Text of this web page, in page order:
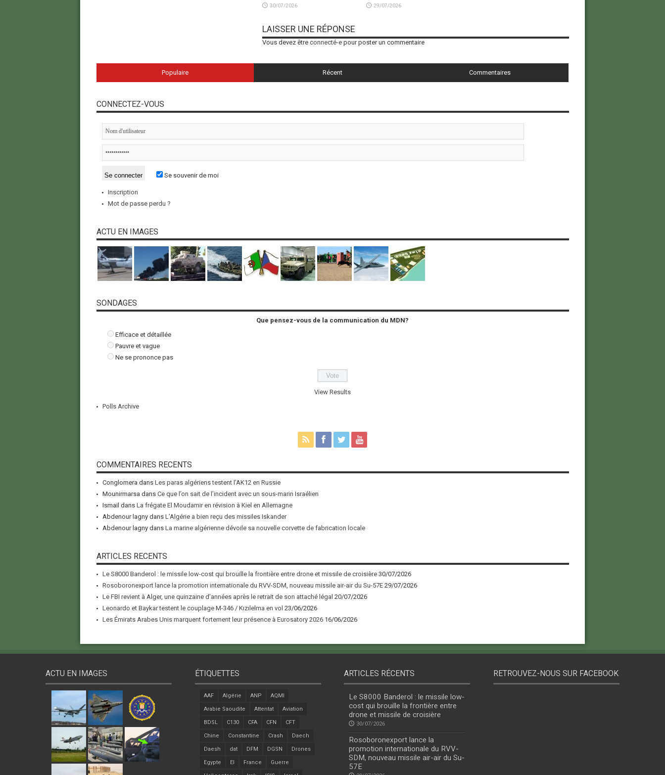
30/07/2026 29/07/2026
LAISSER UNE RÉPONSE
Vous devez être connecté-epour poster un commentaire
Populaire Récent Commentaires
CONNECTEZ-VOUS
Se souvenir de moi
Inscription
Mot de passe perdu ?
ACTU EN IMAGES
SONDAGES
Que pensez-vous de la communication du MDN?
Efficace et détaillée
Pauvre et vague
Ne se prononce pas
View Results
Polls Archive
COMMENTAIRES RECENTS
Conglomera dans Les paras algériens testent l’AK12 en Russie
Mounirmarsa dans Ce que l’on sait de l’incident avec un sous-marin Israélien
Ismail dans La frégate El Moudamir en révision à Kiel en Allemagne
Abdenour lagnydans L’Algérie a bien reçu des missiles Iskander
Abdenour lagnydans La marine algérienne dévoile sa nouvelle corvette de fabrication locale
ARTICLES RECENTS
Le S8000 Banderol : le missile low-cost qui brouille la frontière entre drone et missile de croisière 30/07/2026
Rosoboronexport lance la promotion internationale du RVV-SDM, nouveau missile air-air du Su-57E 29/07/2026
Le FBI revient à Alger, une quinzaine d’années après le retrait de son attaché légal 20/07/2026
Leonardo et Baykar testent le couplage M-346 / Kızılelma en vol 23/06/2026
Les Émirats Arabes Unis marquent fortement leur présence à Eurosatory 2026 16/06/2026
ACTU EN IMAGES ÉTIQUETTES
AAF Algérie ANP AQMI
Arabie Saoudite Attentat Aviation
BDSL C130 CFA CFN CFT
Chine Constantine Crash Daech
Daesh dat DFM DGSN Drones
Egypte EI France Guerre
ARTICLES RÉCENTS
Le S8000 Banderol : le missile low-
cost qui brouille la frontière entre
drone et missile de croisière
30/07/2026
Rosoboronexport lance la
promotion internationale du RVV-
SDM, nouveau missile air-air du Su-
57E
RETROUVEZ-NOUS SUR FACEBOOK